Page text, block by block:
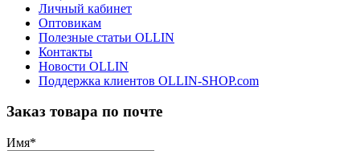
Личный кабинет
Оптовикам
Полезные статьи OLLIN
Контакты
Новости OLLIN
Поддержка клиентов OLLIN-SHOP.com
Заказ товара по почте
Имя*